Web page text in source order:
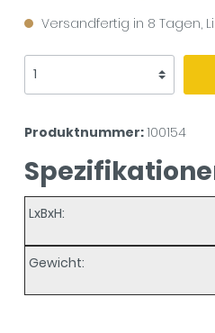
Versandfertig in 8 Tagen,
Produktnummer:100154
LxBxH:
Gewicht: